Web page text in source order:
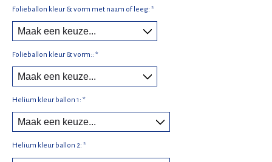
Folieballon kleur & vorm met naam of leeg: *
Folieballon kleur & vorm:: *
Helium kleur ballon 1: *
Helium kleur ballon 2: *